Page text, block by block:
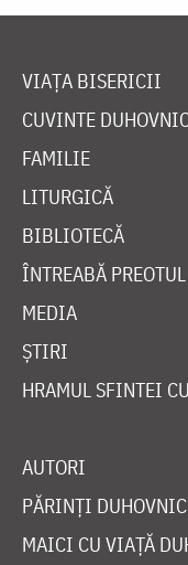
VIAȚA BISERICII
CUVINTE
FAMILIE
LITURGICĂ
BIBLIOTECĂ
ÎNTREABĂ PREOTUL
MEDIA
ȘTIRI
HRAMUL SFINTEI
AUTORI
PĂRINȚI
MAICI CU VIAȚĂ